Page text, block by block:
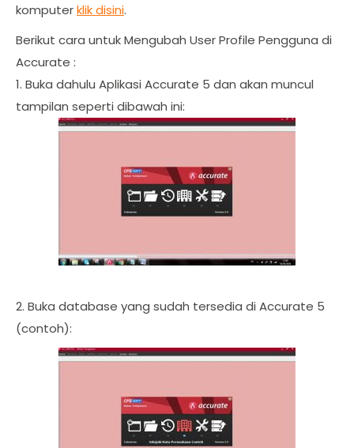
komputerklik disini.
Berikut cara untuk Mengubah User Profile Pengguna di
Accurate :
1. Buka dahulu Aplikasi Accurate 5 dan akan muncul
tampilan seperti dibawah ini:
2. Buka database yang sudah tersedia di Accurate 5
(contoh):